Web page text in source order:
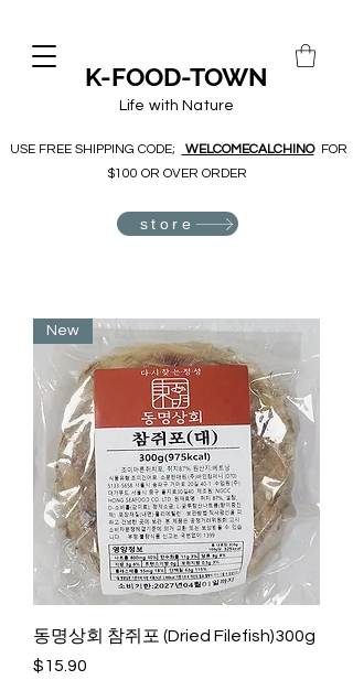
K-FOOD-TOWN
Life with Nature
USE FREE SHIPPING CODE; WELCOMECALCHINOFOR
$100 OR OVER ORDER
store
New
동명상회 참쥐포 (Dried Filefish)300g
Price
$15.90